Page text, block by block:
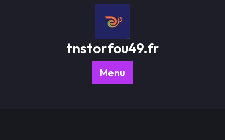
tnstorfou49.fr
Menu